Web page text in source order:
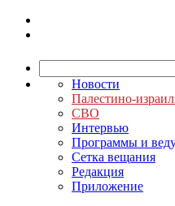
Новости
Палестино-
СВО
Интервью
Программы и
Сетка вещания
Редакция
Приложение